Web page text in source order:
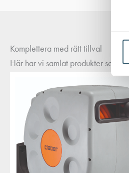
Komplettera med rätt tillval
Här har vi samlat produkter som